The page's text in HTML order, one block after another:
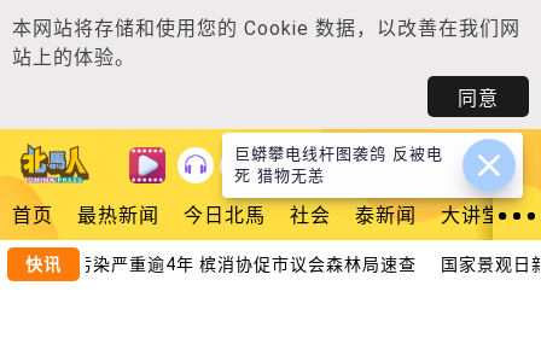
本网站将存储和使用您的 Cookie 数据，以改善在我们网
站上的体验。
同意
登入
首页 最热新闻 今日北馬 社会 泰新闻 大讲堂
快讯
林垃圾污染严重逾4年 槟消协促市议会森林局速查 国家景观日
巨蟒攀电线杆图袭鸽 反被电
死 猎物无恙